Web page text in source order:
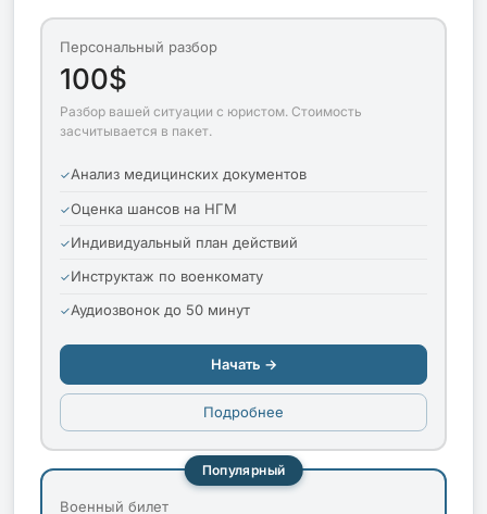
Персональный разбор
100$
Разбор вашей ситуации с юристом. Стоимость
засчитывается в пакет.
Анализ медицинских документов
Оценка шансов на НГМ
Индивидуальный план действий
Инструктаж по военкомату
Аудиозвонок до 50 минут
Начать →
Подробнее
Популярный
Военный билет